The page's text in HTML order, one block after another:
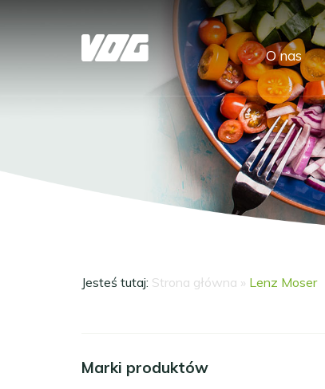
O nas
Jesteś tutaj: Strona główna » Lenz Moser
Marki produktów